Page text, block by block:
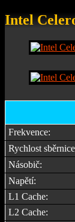
Intel
Frekvence:
Rychlost
Násobič:
Napětí:
L1 Cache:
L2 Cache: